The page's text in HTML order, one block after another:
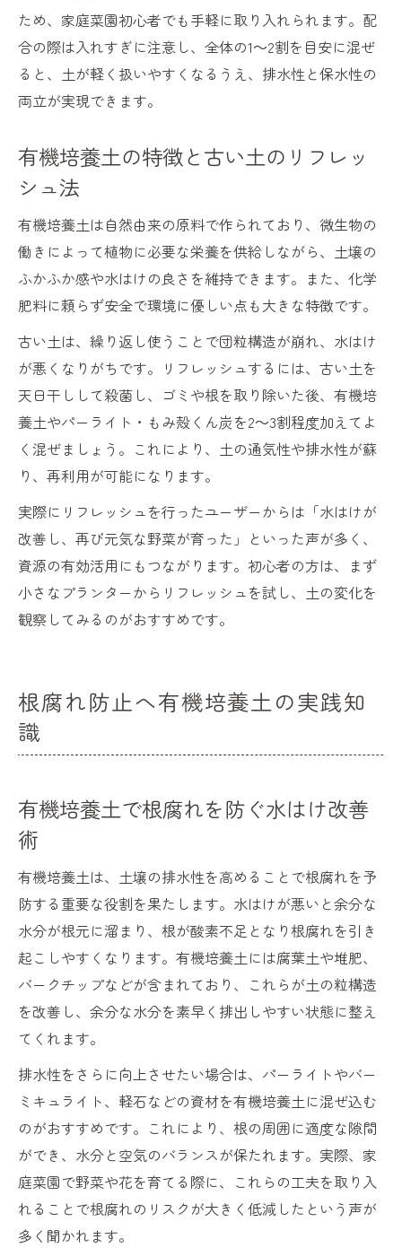
ため、家庭菜園初心者でも手軽に取り入れられます。配
合の際は入れすぎに注意し、全体の1～2割を目安に混ぜ
ると、土が軽く扱いやすくなるうえ、排水性と保水性の
両立が実現できます。
有機培養土の特徴と古い土のリフレッ
シュ法
有機培養土は自然由来の原料で作られており、微生物の
働きによって植物に必要な栄養を供給しながら、土壌の
ふかふか感や水はけの良さを維持できます。また、化学
肥料に頼らず安全で環境に優しい点も大きな特徴です。
古い土は、繰り返し使うことで団粒構造が崩れ、水はけ
が悪くなりがちです。リフレッシュするには、古い土を
天日干しして殺菌し、ゴミや根を取り除いた後、有機培
養土やパーライト・もみ殻くん炭を2～3割程度加えてよ
く混ぜましょう。これにより、土の通気性や排水性が蘇
り、再利用が可能になります。
実際にリフレッシュを行ったユーザーからは「水はけが
改善し、再び元気な野菜が育った」といった声が多く、
資源の有効活用にもつながります。初心者の方は、まず
小さなプランターからリフレッシュを試し、土の変化を
観察してみるのがおすすめです。
根腐れ防止へ有機培養土の実践知
識
有機培養土で根腐れを防ぐ水はけ改善
術
有機培養土は、土壌の排水性を高めることで根腐れを予
防する重要な役割を果たします。水はけが悪いと余分な
水分が根元に溜まり、根が酸素不足となり根腐れを引き
起こしやすくなります。有機培養土には腐葉土や堆肥、
バークチップなどが含まれており、これらが土の粒構造
を改善し、余分な水分を素早く排出しやすい状態に整え
てくれます。
排水性をさらに向上させたい場合は、パーライトやバー
ミキュライト、軽石などの資材を有機培養土に混ぜ込む
のがおすすめです。これにより、根の周囲に適度な隙間
ができ、水分と空気のバランスが保たれます。実際、家
庭菜園で野菜や花を育てる際に、これらの工夫を取り入
れることで根腐れのリスクが大きく低減したという声が
多く聞かれます。